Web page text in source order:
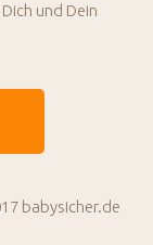
und Dein
babysicher.de